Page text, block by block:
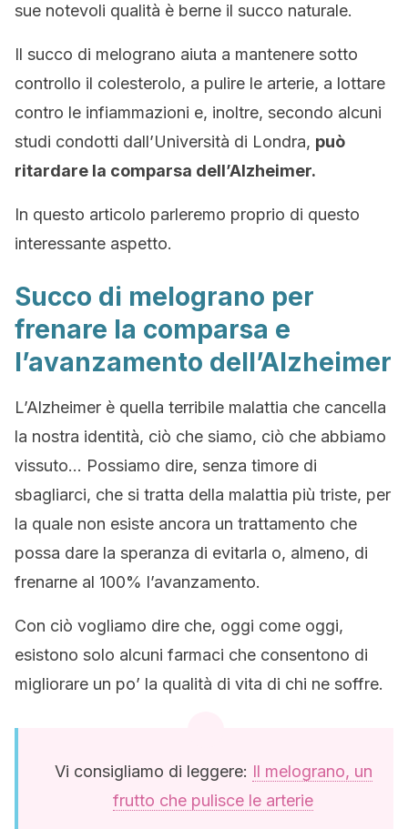
sue notevoli qualità è berne il succo naturale.
Il succo di melograno aiuta a mantenere sotto
controllo il colesterolo, a pulire le arterie, a lottare
contro le infiammazioni e, inoltre, secondo alcuni
studi condotti dall’Università di Londra, può
ritardare la comparsa dell’Alzheimer.
In questo articolo parleremo proprio di questo
interessante aspetto.
Succo di melograno per
frenare la comparsa e
l’avanzamento dell’Alzheimer
L’Alzheimer è quella terribile malattia che cancella
la nostra identità, ciò che siamo, ciò che abbiamo
vissuto… Possiamo dire, senza timore di
sbagliarci, che si tratta della malattia più triste, per
la quale non esiste ancora un trattamento che
possa dare la speranza di evitarla o, almeno, di
frenarne al 100% l’avanzamento.
Con ciò vogliamo dire che, oggi come oggi,
esistono solo alcuni farmaci che consentono di
migliorare un po’ la qualità di vita di chi ne soffre.
Vi consigliamo di leggere: Il melograno, un
frutto che pulisce le arterie